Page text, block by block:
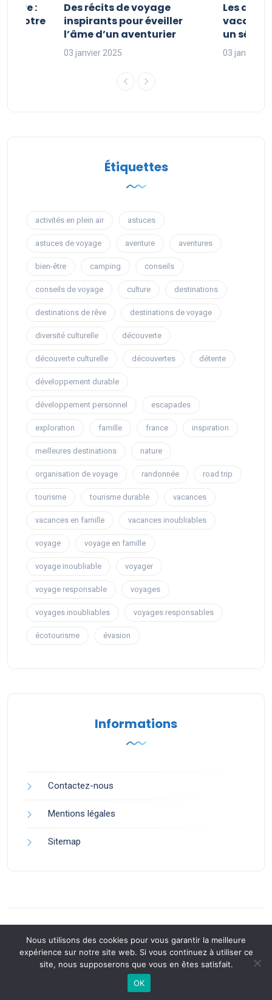
:
votre
Des récits de voyage
inspirants pour éveiller
l’âme d’un aventurier
03 janvier 2025
Les
un
03 janvier
Étiquettes
activités en plein air astuces
astuces de voyage aventure aventures
bien-être camping conseils
conseils de voyage culture destinations
destinations de rêve destinations de voyage
diversité culturelle découverte
découverte culturelle découvertes détente
développement durable
développement personnel escapades
exploration famille france inspiration
meilleures destinations nature
organisation de voyage randonnée road trip
tourisme tourisme durable vacances
vacances en famille vacances inoubliables
voyage voyage en famille
voyage inoubliable voyager
voyage responsable voyages
voyages inoubliables voyages responsables
écotourisme évasion
Informations
Contactez-nous
Mentions légales
Sitemap
Back to Top
Nous utilisons des cookies pour vous garantir la meilleure
expérience sur notre site web. Si vous continuez à utiliser ce
site, nous supposerons que vous en êtes satisfait.
OK